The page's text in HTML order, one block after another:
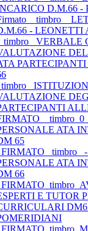
D.M.66 -
_ timbro _
-
_ timbro_
_timbro_
ATA
65
_FIRMATO_ timbro
ATA
66
E TUTOR